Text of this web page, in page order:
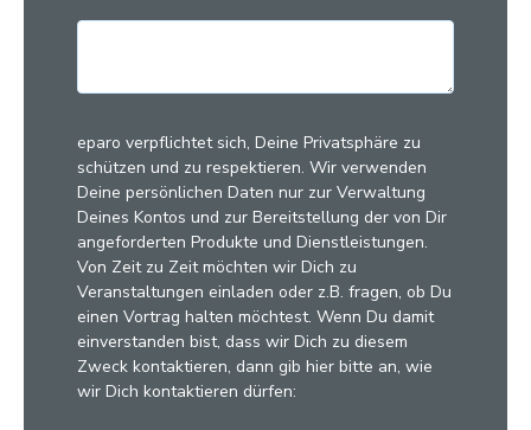
eparo verpflichtet sich, Deine Privatsphäre zu
schützen und zu respektieren. Wir verwenden
Deine persönlichen Daten nur zur Verwaltung
Deines Kontos und zur Bereitstellung der von Dir
angeforderten Produkte und Dienstleistungen.
Von Zeit zu Zeit möchten wir Dich zu
Veranstaltungen einladen oder z.B. fragen, ob Du
einen Vortrag halten möchtest. Wenn Du damit
einverstanden bist, dass wir Dich zu diesem
Zweck kontaktieren, dann gib hier bitte an, wie
wir Dich kontaktieren dürfen: